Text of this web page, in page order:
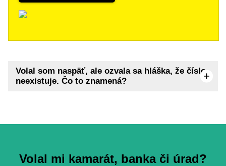
Volal som naspäť, ale ozvala sa hláška, že číslo
neexistuje. Čo to znamená?
Volal mi kamarát, banka či úrad?